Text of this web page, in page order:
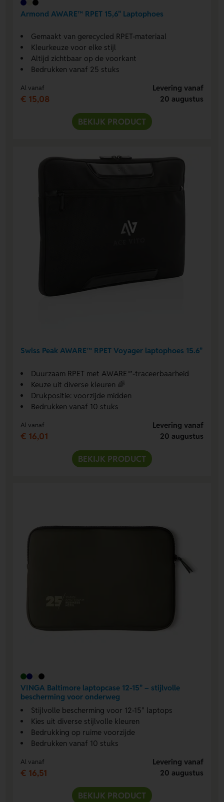
Armond AWARE™ RPET 15,6" Laptophoes
Gemaakt van gerecycled RPET-materiaal
Kleurkeuze voor elke stijl
Altijd zichtbaar op de voorkant
Bedrukken vanaf 25 stuks
Al vanaf
€ 15,08
Levering vanaf
20 augustus
BEKIJK PRODUCT
Swiss Peak AWARE™ RPET Voyager laptophoes 15.6"
Duurzaam RPET met AWARE™-traceerbaarheid
Keuze uit diverse kleuren 🌈
Drukpositie: voorzijde midden
Bedrukken vanaf 10 stuks
Al vanaf
€ 16,01
Levering vanaf
20 augustus
BEKIJK PRODUCT
VINGA Baltimore laptopcase 12-15" – stijlvolle
bescherming voor onderweg
Stijlvolle bescherming voor 12-15" laptops
Kies uit diverse stijlvolle kleuren
Bedrukking op ruime voorzijde
Bedrukken vanaf 10 stuks
Al vanaf
€ 16,51
Levering vanaf
20 augustus
BEKIJK PRODUCT